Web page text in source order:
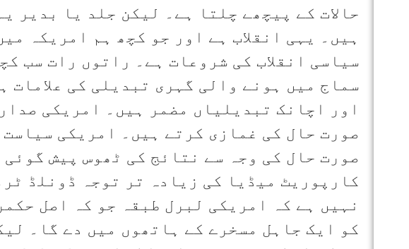
حالات کے پیچھے چلتا ہے۔ لیکن جلد یا بدیر
ہیں۔ یہی انقلاب ہے اور جو کچھ ہم امریکہ
سیاسی انقلاب کی شروعات ہے۔ راتوں رات سب
سماج میں ہونے والی گہری تبدیلی کی علامات
اور اچانک تبدیلیاں مضمر ہیں۔ امریکی
صورت حال کی غمازی کرتے ہیں۔ امریکی
صورت حال کی وجہ سے نتائج کی ٹھوس پیش گوئی
کارپوریٹ میڈیا کی زیادہ تر توجہ ڈونلڈ
نہیں ہے کہ امریکی لبرل طبقہ جو کہ اصل
کو ایک جاہل مسخرے کے ہاتھوں میں دے گا۔